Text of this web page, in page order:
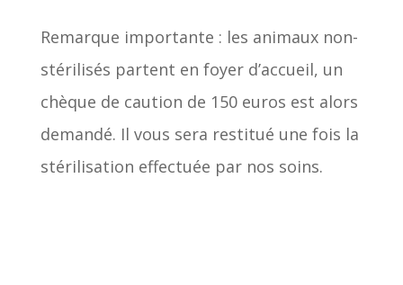
Remarque importante : les animaux non-
stérilisés partent en foyer d’accueil, un
chèque de caution de 150 euros est alors
demandé. Il vous sera restitué une fois la
stérilisation effectuée par nos soins.